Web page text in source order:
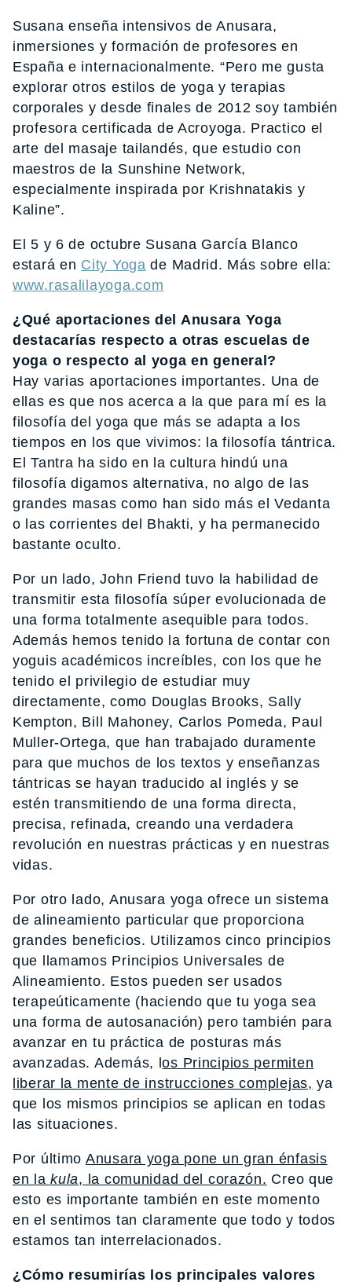
Susana enseña intensivos de Anusara,
inmersiones y formación de profesores en
España e internacionalmente. “Pero me gusta
explorar otros estilos de yoga y terapias
corporales y desde finales de 2012 soy también
profesora certificada de Acroyoga. Practico el
arte del masaje tailandés, que estudio con
maestros de la Sunshine Network,
especialmente inspirada por Krishnatakis y
Kaline”.
El 5 y 6 de octubre Susana García Blanco
estará en City Yoga de Madrid. Más sobre ella:
www.rasalilayoga.com
¿Qué aportaciones del Anusara Yoga
destacarías respecto a otras escuelas de
yoga o respecto al yoga en general?
Hay varias aportaciones importantes. Una de
ellas es que nos acerca a la que para mí es la
filosofía del yoga que más se adapta a los
tiempos en los que vivimos: la filosofía tántrica.
El Tantra ha sido en la cultura hindú una
filosofía digamos alternativa, no algo de las
grandes masas como han sido más el Vedanta
o las corrientes del Bhakti, y ha permanecido
bastante oculto.
Por un lado, John Friend tuvo la habilidad de
transmitir esta filosofía súper evolucionada de
una forma totalmente asequible para todos.
Además hemos tenido la fortuna de contar con
yoguis académicos increíbles, con los que he
tenido el privilegio de estudiar muy
directamente, como Douglas Brooks, Sally
Kempton, Bill Mahoney, Carlos Pomeda, Paul
Muller-Ortega, que han trabajado duramente
para que muchos de los textos y enseñanzas
tántricas se hayan traducido al inglés y se
estén transmitiendo de una forma directa,
precisa, refinada, creando una verdadera
revolución en nuestras prácticas y en nuestras
vidas.
Por otro lado, Anusara yoga ofrece un sistema
de alineamiento particular que proporciona
grandes beneficios. Utilizamos cinco principios
que llamamos Principios Universales de
Alineamiento. Estos pueden ser usados
terapeúticamente (haciendo que tu yoga sea
una forma de autosanación) pero también para
avanzar en tu práctica de posturas más
avanzadas. Además, los Principios permiten
liberar la mente de instrucciones complejas, ya
que los mismos principios se aplican en todas
las situaciones.
Por último Anusara yoga pone un gran énfasis
en lakula, la comunidad del corazón. Creo que
esto es importante también en este momento
en el sentimos tan claramente que todo y todos
estamos tan interrelacionados.
¿Cómo resumirías los principales valores